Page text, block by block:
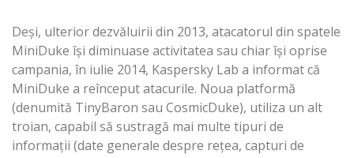
Deşi, ulterior dezvăluirii din 2013, atacatorul din spatele
MiniDuke îşi diminuase activitatea sau chiar îşi oprise
campania, în iulie 2014, Kaspersky Lab a informat că
MiniDuke a reînceput atacurile. Noua platformă
(denumită TinyBaron sau CosmicDuke), utiliza un alt
troian, capabil să sustragă mai multe tipuri de
informaţii (date generale despre reţea, capturi de